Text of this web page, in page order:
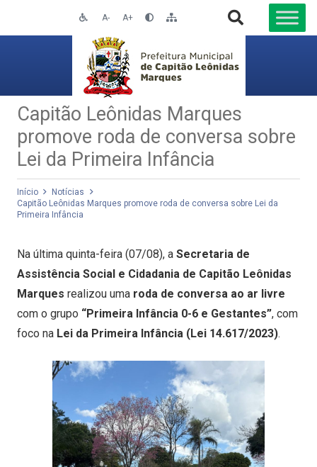
A- A+
Capitão Leônidas Marques
promove roda de conversa sobre
Lei da Primeira Infância
Início
Notícias
Capitão Leônidas Marques promove roda de conversa sobre Lei da
Primeira Infância
Na última quinta-feira (07/08), a Secretaria de
Assistência Social e Cidadania de Capitão Leônidas
Marques realizou uma roda de conversa ao ar livre
com o grupo “Primeira Infância 0-6 e Gestantes”, com
foco na Lei da Primeira Infância (Lei 14.617/2023).